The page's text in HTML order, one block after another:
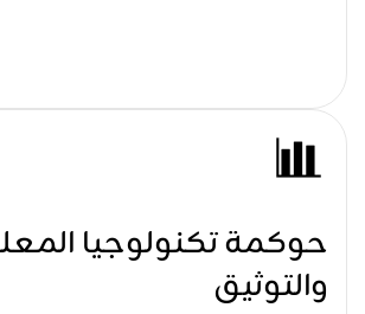
حوكمة تكنولوجيا
والتوثيق